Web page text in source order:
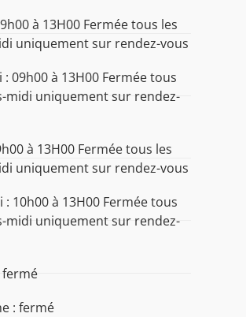
à 13H00 Fermée tous les
uniquement sur rendez-vous
09h00 à 13H00 Fermée tous
midi uniquement sur rendez-
à 13H00 Fermée tous les
uniquement sur rendez-vous
: 10h00 à 13H00 Fermée tous
midi uniquement sur rendez-
fermé
: fermé